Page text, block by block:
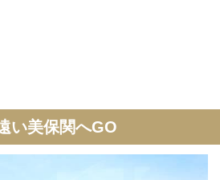
い美保関へGO